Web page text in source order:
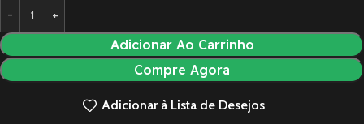
Adicionar Ao Carrinho
Compre Agora
Adicionar à Lista de Desejos